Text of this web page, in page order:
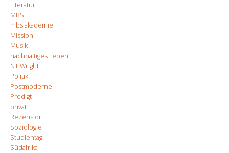
Literatur
MBS
mbs akademie
Mission
Musik
nachhaltiges Leben
NT Wright
Politik
Postmoderne
Predigt
privat
Rezension
Soziologie
Studientag
Südafrika